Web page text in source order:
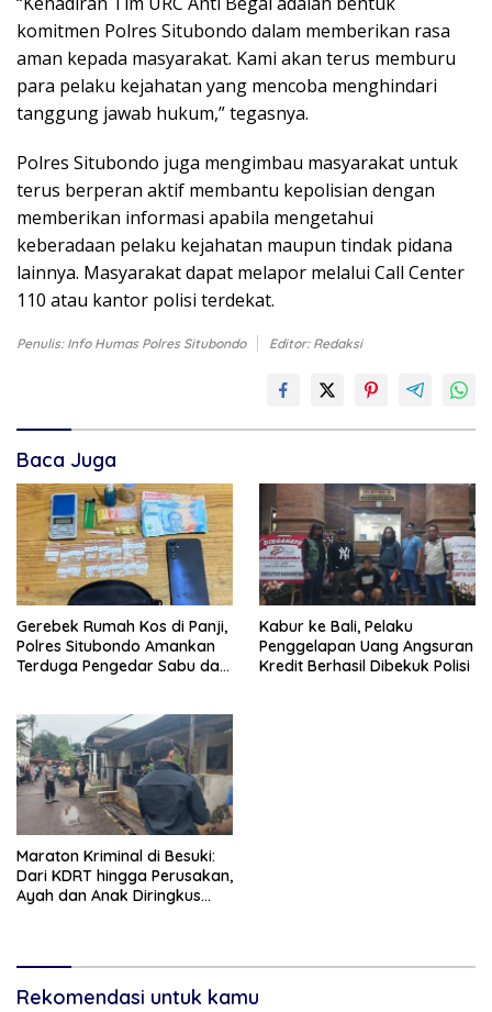
komitmen Polres Situbondo dalam memberikan rasa
aman kepada masyarakat. Kami akan terus memburu
para pelaku kejahatan yang mencoba menghindari
tanggung jawab hukum,” tegasnya.
Polres Situbondo juga mengimbau masyarakat untuk
terus berperan aktif membantu kepolisian dengan
memberikan informasi apabila mengetahui
keberadaan pelaku kejahatan maupun tindak pidana
lainnya. Masyarakat dapat melapor melalui Call Center
110 atau kantor polisi terdekat.
Penulis: Info Humas Polres Situbondo Editor: Redaksi
Baca Juga
Gerebek Rumah Kos di Panji,
Polres Situbondo Amankan
Terduga Pengedar Sabu dan
Kabur ke Bali, Pelaku
Penggelapan Uang Angsuran
Kredit Berhasil Dibekuk Polisi
Maraton Kriminal di Besuki:
Dari KDRT hingga Perusakan,
Ayah dan Anak Diringkus
Rekomendasi untuk kamu